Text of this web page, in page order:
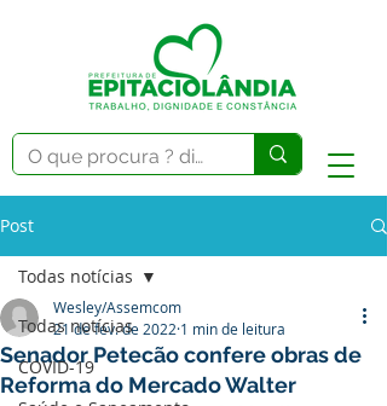
Post
Todas notícias
COVID-19
Todas notícias
Senador Petecão confere obras de
Reforma do Mercado Walter
Wesley/Assemcom
21 de fev. de 2022 1 min de leitura